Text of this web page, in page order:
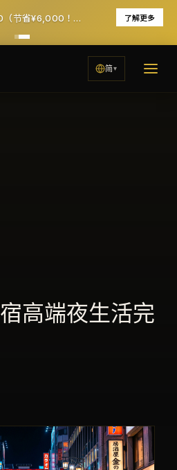
🎉 首次特惠：40分钟 ¥7,000（节省¥6,000！）- 含税及服务费 了解更多
简
高端夜生活完